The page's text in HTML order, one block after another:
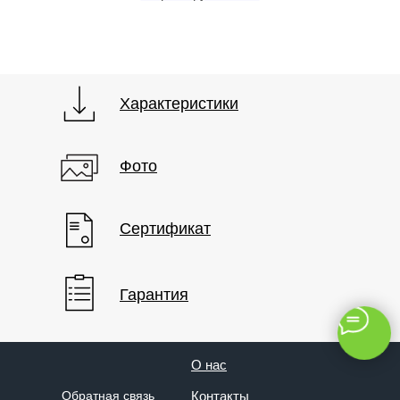
Характеристики
Фото
Сертификат
Гарантия
О нас
Обратная связь Контакты